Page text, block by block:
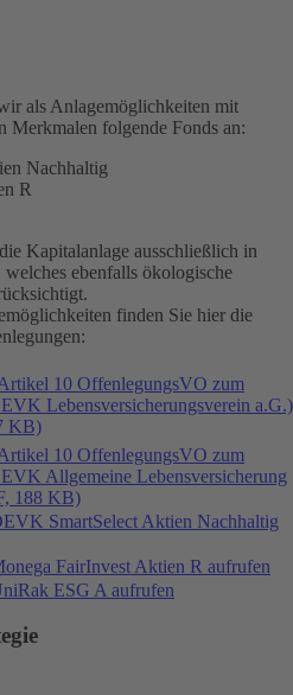
als Anlagemöglichkeiten mit
Merkmalen folgende Fonds an:
Nachhaltig
R
Kapitalanlage ausschließlich in
ebenfalls ökologische
finden Sie hier die
10 OffenlegungsVO zum
Lebensversicherungsverein a.G.)
KB)
10 OffenlegungsVO zum
Allgemeine Lebensversicherung
188 KB)
SmartSelect Aktien Nachhaltig
FairInvest Aktien R aufrufen
ESG A aufrufen